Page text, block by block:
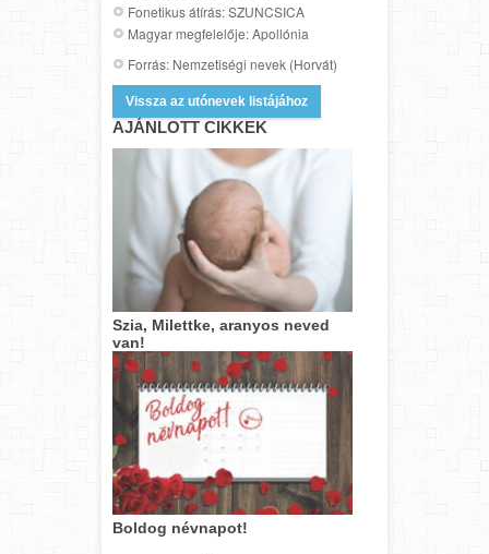
Fonetikus átírás: SZUNCSICA
Magyar megfelelője: Apollónia
Forrás: Nemzetiségi nevek (Horvát)
Vissza az utónevek listájához
AJÁNLOTT CIKKEK
Szia, Milettke, aranyos neved
van!
Boldog névnapot!